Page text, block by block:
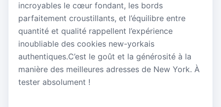
incroyables le cœur fondant, les bords
parfaitement croustillants, et l’équilibre entre
quantité et qualité rappellent l’expérience
inoubliable des cookies new-yorkais
authentiques.C’est le goût et la générosité à la
manière des meilleures adresses de New York. À
tester absolument !